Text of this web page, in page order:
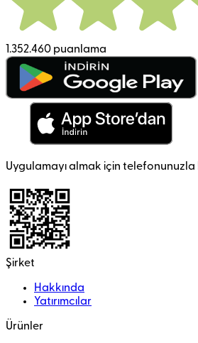
1.352.460 puanlama
Uygulamayı almak için telefonunuzla
Şirket
Hakkında
Yatırımcılar
Ürünler